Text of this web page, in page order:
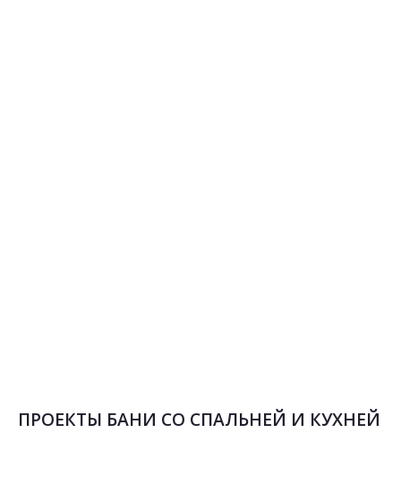
ПРОЕКТЫ БАНИ СО СПАЛЬНЕЙ И КУХНЕЙ